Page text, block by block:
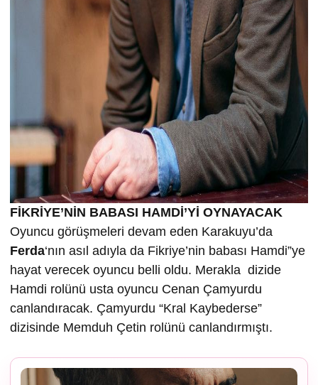
FİKRİYE’NİN BABASI HAMDİ’Yİ OYNAYACAK
Oyuncu görüşmeleri devam eden Karakuyu’da
Ferda‘nın asıl adıyla da Fikriye’nin babası Hamdi”ye
hayat verecek oyuncu belli oldu. Merakla dizide
Hamdi rolünü usta oyuncu Cenan Çamyurdu
canlandıracak. Çamyurdu “Kral Kaybederse”
dizisinde Memduh Çetin rolünü canlandırmıştı.